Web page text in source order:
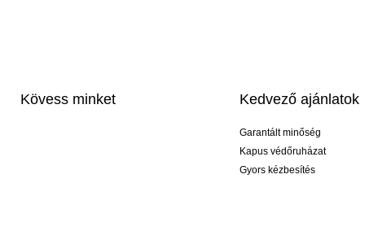
Kövess minket Kedvező ajánlatok
Garantált minőség
Kapus védőruházat
Gyors kézbesítés